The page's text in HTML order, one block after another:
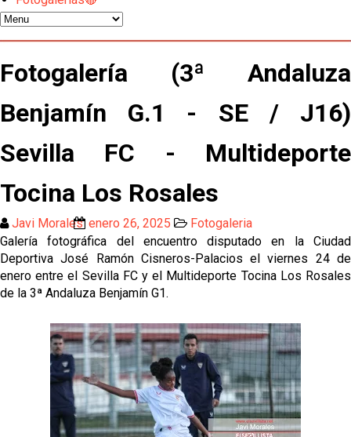
Luis García Plaza: No sufrir ya es un paso adelante
El Sevilla FC plantea ampliar hasta cinco fichajes
más antes del cierre
Djibril Sow pone rumbo a Italia para firmar su nuevo
contrato con el Genoa
Kochorashvili, seria opción para reforzar el centro
Oso es el siguiente en la lista para salir
de Salónica
Juanlu se marcha traspasado al Bournemouth
Emery quiere pescar en el Atleti , el Villareal ya
tiene nuevo portero y el Getafe mueve ficha... Las
Fotogalería (3ª Andaluza
Benjamín G.1 - SE / J16)
Sevilla FC - Multideporte
Tocina Los Rosales
Javi Morales enero 26, 2025
Fotogaleria
Galería fotográfica del encuentro disputado en la Ciudad
Deportiva José Ramón Cisneros-Palacios el viernes 24 de
enero entre el Sevilla FC y el Multideporte Tocina Los Rosales
de la 3ª Andaluza Benjamín G1.